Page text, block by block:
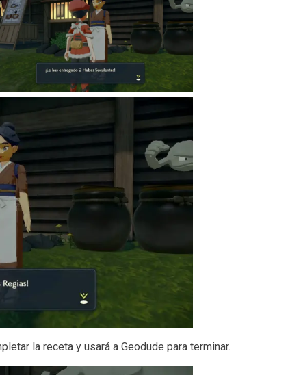
la receta y usará a Geodude para terminar.